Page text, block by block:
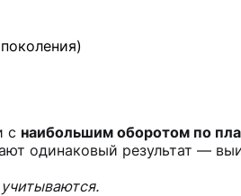
с наибольшим оборотом по
одинаковый результат —